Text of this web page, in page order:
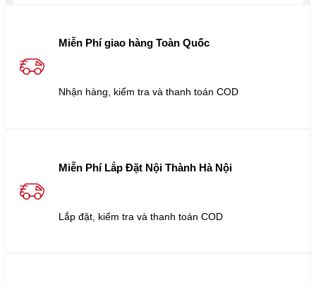
Miễn Phí giao hàng Toàn Quốc
Nhận hàng, kiểm tra và thanh toán COD
Miễn Phí Lắp Đặt Nội Thành Hà Nội
Lắp đặt, kiểm tra và thanh toán COD